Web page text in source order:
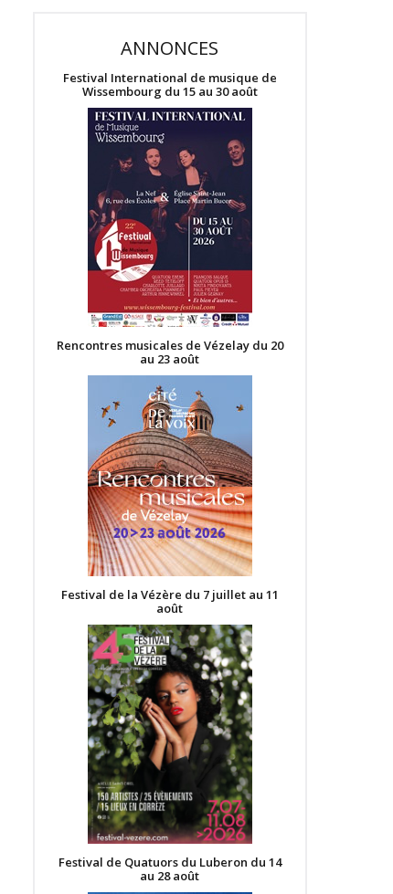
ANNONCES
Festival International de musique de
Wissembourg du 15 au 30 août
Rencontres musicales de Vézelay du 20
au 23 août
Festival de la Vézère du 7 juillet au 11
août
Festival de Quatuors du Luberon du 14
au 28 août